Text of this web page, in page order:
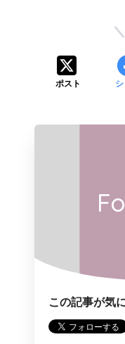
ポスト
この記事が気